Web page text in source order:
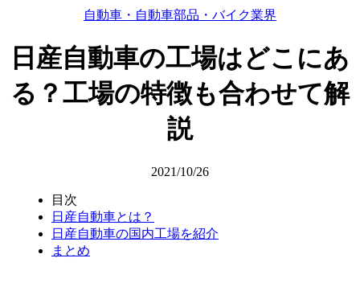
自動車・自動車部品・バイク業界
日産自動車の工場はどこにあ
る？工場の特徴も合わせて解
説
2021/10/26
目次
日産自動車とは？
日産自動車の国内工場を紹介
まとめ